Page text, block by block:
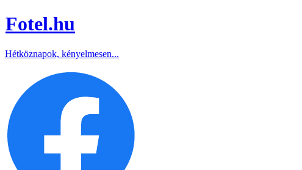
Fotel.hu
Hétköznapok, kényelmesen...